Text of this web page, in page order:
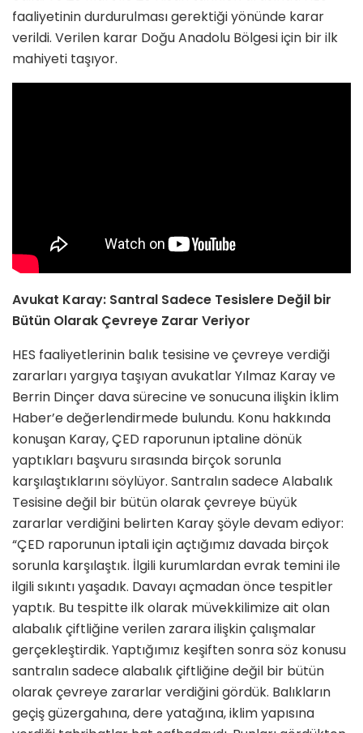
faaliyetinin durdurulması gerektiği yönünde karar
verildi. Verilen karar Doğu Anadolu Bölgesi için bir ilk
mahiyeti taşıyor.
Avukat Karay: Santral Sadece Tesislere Değil bir
Bütün Olarak Çevreye Zarar Veriyor
HES faaliyetlerinin balık tesisine ve çevreye verdiği
zararları yargıya taşıyan avukatlar Yılmaz Karay ve
Berrin Dinçer dava sürecine ve sonucuna ilişkin İklim
Haber’e değerlendirmede bulundu. Konu hakkında
konuşan Karay, ÇED raporunun iptaline dönük
yaptıkları başvuru sırasında birçok sorunla
karşılaştıklarını söylüyor. Santralın sadece Alabalık
Tesisine değil bir bütün olarak çevreye büyük
zararlar verdiğini belirten Karay şöyle devam ediyor:
“ÇED raporunun iptali için açtığımız davada birçok
sorunla karşılaştık. İlgili kurumlardan evrak temini ile
ilgili sıkıntı yaşadık. Davayı açmadan önce tespitler
yaptık. Bu tespitte ilk olarak müvekkilimize ait olan
alabalık çiftliğine verilen zarara ilişkin çalışmalar
gerçekleştirdik. Yaptığımız keşiften sonra söz konusu
santralın sadece alabalık çiftliğine değil bir bütün
olarak çevreye zararlar verdiğini gördük. Balıkların
geçiş güzergahına, dere yatağına, iklim yapısına